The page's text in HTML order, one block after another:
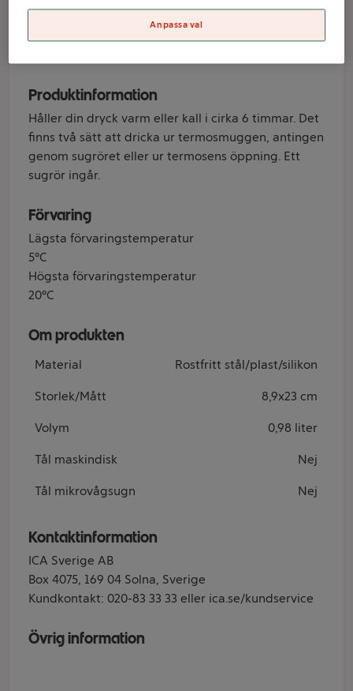
Produktinformation
Håller din dryck varm eller kall i cirka 6 timmar. Det
finns två sätt att dricka ur termosmuggen, antingen
genom sugröret eller ur termosens öppning. Ett
sugrör ingår.
Förvaring
Lägsta förvaringstemperatur
5°C
Högsta förvaringstemperatur
20°C
Om produkten
Material Rostfritt stål/plast/silikon
Storlek/Mått 8,9x23 cm
Volym 0,98 liter
Tål maskindisk Nej
Tål mikrovågsugn Nej
Kontaktinformation
ICA Sverige AB
Box 4075, 169 04 Solna, Sverige
Kundkontakt: 020-83 33 33 eller ica.se/kundservice
Övrig information
Anpassa val